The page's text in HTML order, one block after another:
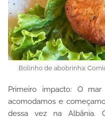
Bolinho de abobrinha:
Primeiro impacto: O
acomodamos e
dessa vez na Albânia.